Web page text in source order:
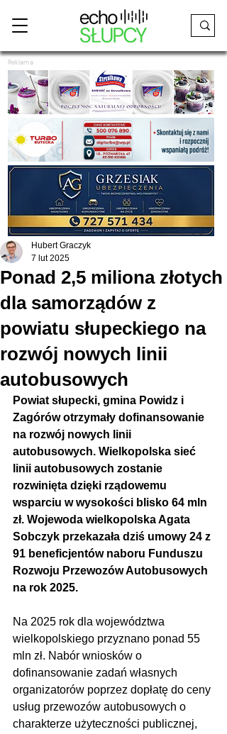
Reklama
Ponad 2,5 miliona złotych
dla samorządów z
powiatu słupeckiego na
rozwój nowych linii
autobusowych
Hubert Graczyk
7 lut 2025
Powiat słupecki, gmina Powidz i
Zagórów otrzymały dofinansowanie
na rozwój nowych linii
autobusowych. Wielkopolska sieć
linii autobusowych zostanie
rozwinięta dzięki rządowemu
wsparciu w wysokości blisko 64 mln
zł. Wojewoda wielkopolska Agata
Sobczyk przekazała dziś umowy 24 z
91 beneficjentów naboru Funduszu
Rozwoju Przewozów Autobusowych
na rok 2025.
Na 2025 rok dla województwa
wielkopolskiego przyznano ponad 55
mln zł. Nabór wniosków o
dofinansowanie zadań własnych
organizatorów poprzez dopłatę do ceny
usług przewozów autobusowych o
charakterze użyteczności publicznej,